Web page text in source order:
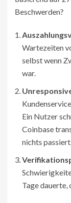
Beschwerden?
Wartezeiten
selbst wenn
war.
Ein Nutzer
Coinbase
nichts
Tage dauerte,